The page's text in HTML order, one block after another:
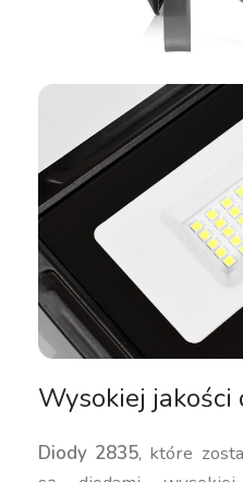
Wysokiej jakości
Diody 2835, które